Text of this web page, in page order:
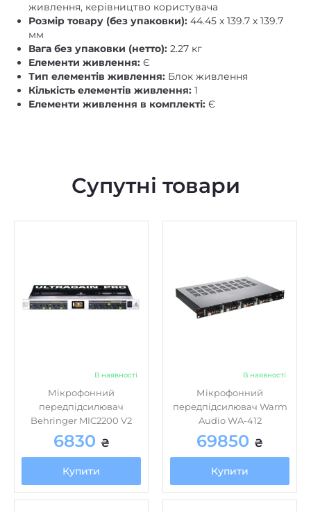
живлення, керівництво користувача
Розмір товару (без упаковки): 44.45 х 139.7 х 139.7
мм
Вага без упаковки (нетто): 2.27 кг
Елементи живлення: Є
Тип елементів живлення: Блок живлення
Кількість елементів живлення: 1
Елементи живлення в комплекті: Є
Супутні товари
В наявності
Мікрофонний
передпідсилювач
Behringer MIC2200 V2
6830 ₴
Купити
В наявності
Мікрофонний
передпідсилювач Warm
Audio WA-412
69850 ₴
Купити